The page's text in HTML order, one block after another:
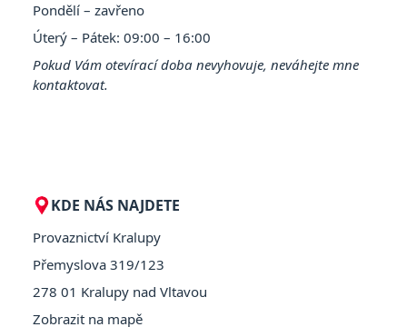
Pondělí – zavřeno
Úterý – Pátek: 09:00 – 16:00
Pokud Vám otevírací doba nevyhovuje, neváhejte mne
kontaktovat.
KDE NÁS NAJDETE
Provaznictví Kralupy
Přemyslova 319/123
278 01 Kralupy nad Vltavou
Zobrazit na mapě